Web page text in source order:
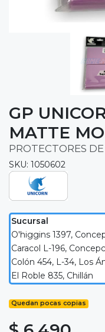
GP
MATTE
PROTECTORES
SKU: 1050602
Sucursal
O'higgins 1397,
Caracol L-196,
Colón 454, L-34, Los
El Roble 835, Chillán
Quedan pocas copias